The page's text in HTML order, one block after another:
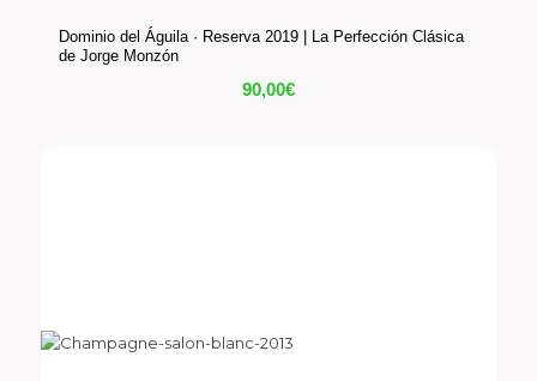
Dominio del Águila · Reserva 2019 | La Perfección Clásica
de Jorge Monzón
90,00€